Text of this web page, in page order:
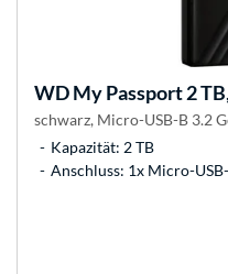
WDMy Passport 2
schwarz, Micro-USB-B 3.2
Kapazität: 2 TB
Anschluss: 1x Micro-